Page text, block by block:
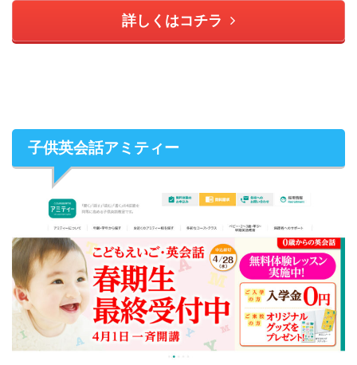
詳しくはコチラ
子供英会話アミティー